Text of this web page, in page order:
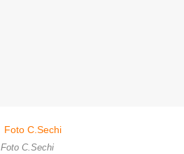
Foto C.Sechi